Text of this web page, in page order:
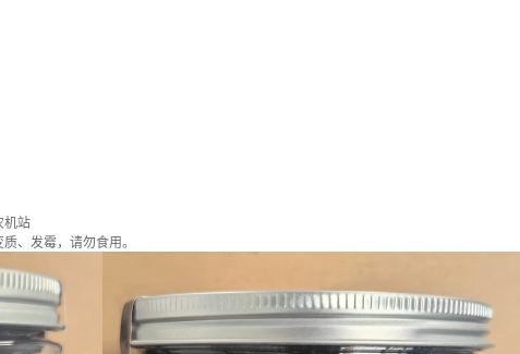
机站
、发霉，请勿食用。